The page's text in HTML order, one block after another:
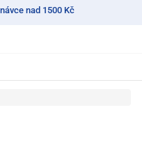
nad 1500 Kč